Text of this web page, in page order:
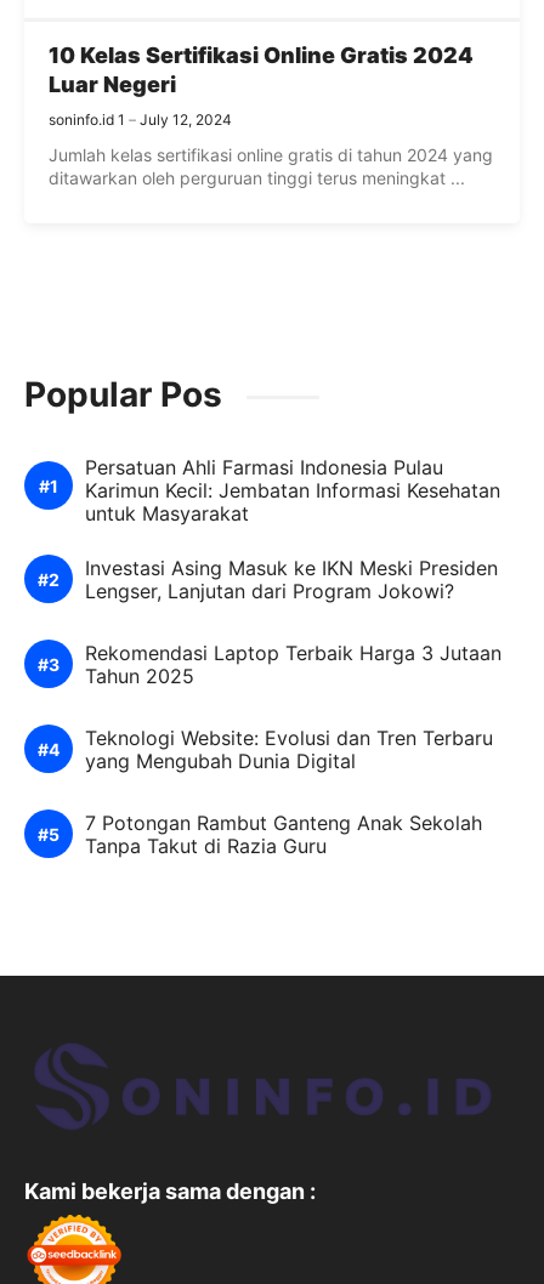
10 Kelas Sertifikasi Online Gratis 2024
Luar Negeri
soninfo.id 1 July 12, 2024
Jumlah kelas sertifikasi online gratis di tahun 2024 yang
ditawarkan oleh perguruan tinggi terus meningkat ...
Popular Pos
Persatuan Ahli Farmasi Indonesia Pulau
Karimun Kecil: Jembatan Informasi Kesehatan
untuk Masyarakat
Investasi Asing Masuk ke IKN Meski Presiden
Lengser, Lanjutan dari Program Jokowi?
Rekomendasi Laptop Terbaik Harga 3 Jutaan
Tahun 2025
Teknologi Website: Evolusi dan Tren Terbaru
yang Mengubah Dunia Digital
7 Potongan Rambut Ganteng Anak Sekolah
Tanpa Takut di Razia Guru
Kami bekerja sama dengan :